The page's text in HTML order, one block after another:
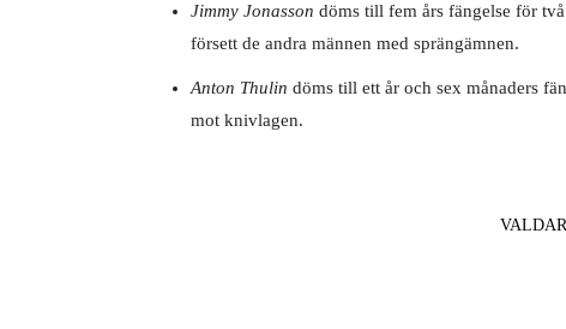
Jimmy Jonasson döms till fem års fängelse för
försett de andra männen med sprängämnen.
Anton Thulin döms till ett år och sex månaders
mot knivlagen.